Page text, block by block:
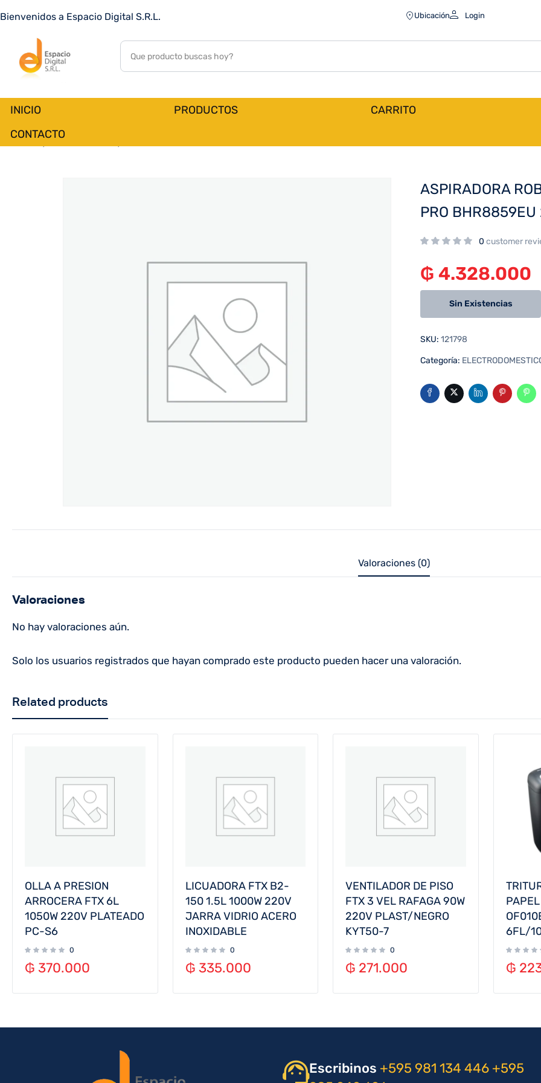
Bienvenidos a Espacio Digital S.R.L. Ubicación Login
INICIO PRODUCTOS
CARRITO
CONTACTO
Inicio PRODUCTOS
ASPIRADORA ROBOT C%2FBASE XIAOMI VACCUM X20 PRO BHR8859EU 220V
ASPIRADORA
PRO
0 customer
₲ 4.328.000
Sin Existencias
SKU: 121798
Categoría:
Valoraciones (0)
Valoraciones
No hay valoraciones aún.
Solo los usuarios registrados que hayan comprado este producto pueden hacer una valoración.
Related products
OLLA A PRESION
ARROCERA FTX 6L
1050W 220V PLATEADO
PC-S6
0
₲ 370.000
LICUADORA FTX B2-
150 1.5L 1000W 220V
JARRA VIDRIO ACERO
INOXIDABLE
0
₲ 335.000
VENTILADOR DE PISO
FTX 3 VEL RAFAGA 90W
220V PLAST/NEGRO
KYT50-7
0
₲ 271.000
6FL/
₲
Escribinos +595 981 134 446 +595